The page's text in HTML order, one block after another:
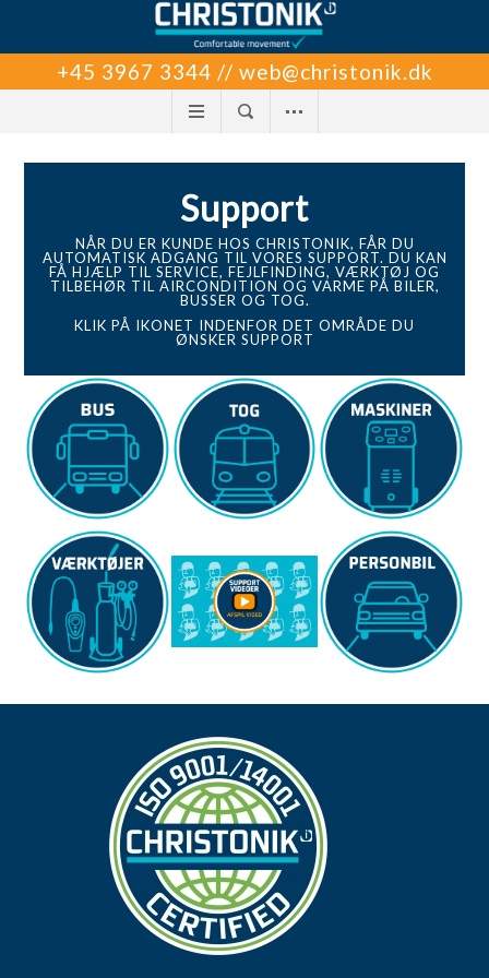
+45 3967 3344 // web@christonik.dk
Support
NÅR DU ER KUNDE HOS CHRISTONIK, FÅR DU
AUTOMATISK ADGANG TIL VORES SUPPORT. DU KAN
FÅ HJÆLP TIL SERVICE, FEJLFINDING, VÆRKTØJ OG
TILBEHØR TIL AIRCONDITION OG VARME PÅ BILER,
BUSSER OG TOG.
KLIK PÅ IKONET INDENFOR DET OMRÅDE DU
ØNSKER SUPPORT